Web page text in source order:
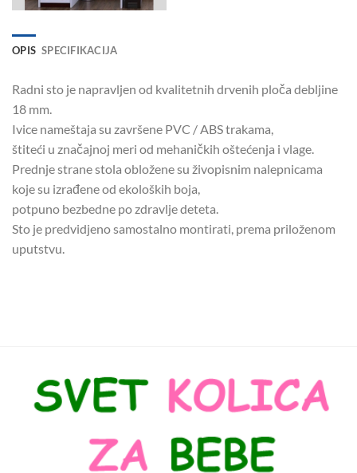
OPIS SPECIFIKACIJA
Radni sto je napravljen od kvalitetnih drvenih ploča debljine
18 mm.
Ivice nameštaja su završene PVC / ABS trakama,
štiteći u značajnoj meri od mehaničkih oštećenja i vlage.
Prednje strane stola obložene su živopisnim nalepnicama
koje su izrađene od ekoloških boja,
potpuno bezbedne po zdravlje deteta.
Sto je predvidjeno samostalno montirati, prema priloženom
uputstvu.